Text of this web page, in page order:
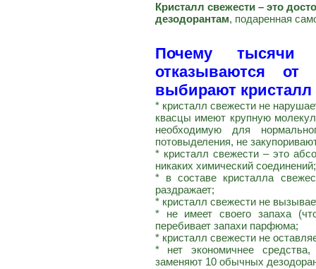
Кристалл свежести – это
дезодорантам, подаренная
Почему
отказываются
выбирают кристалл
* кристалл свежести не
квасцы имеют крупную
необходимую для
потовыделения, не
* кристалл свежести – это
никаких химический соединений;
* в составе кристалла
раздражает;
* кристалл свежести не
* не имеет своего запаха
перебивает запахи парфюма;
* кристалл свежести не
* нет экономичнее
заменяют 10 обычных